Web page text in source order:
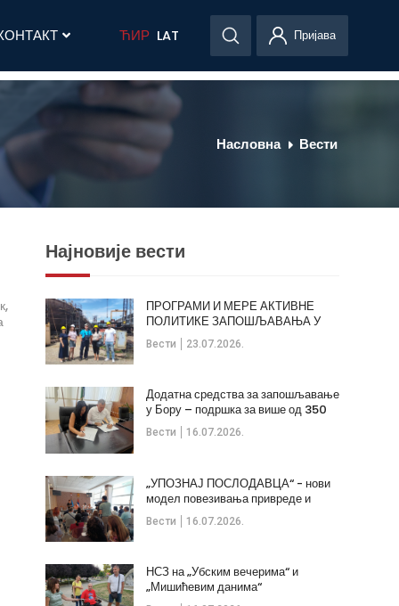
ЋИР LAT Пријава
Насловна Вести
Најновије вести
Вести 23.07.2026.
ПРОГРАМИ И МЕРЕ АКТИВНЕ
ПОЛИТИКЕ ЗАПОШЉАВАЊА У
ОПШТИНИ КЛАДОВО
Вести 16.07.2026.
Додатна средства за запошљавање
у Бору – подршка за више од 350
незапослених
Вести 16.07.2026.
„УПОЗНАЈ ПОСЛОДАВЦА“ - нови
модел повезивања привреде и
стручних кадрова
НСЗ на „Убским вечерима“ и
„Мишићевим данима“